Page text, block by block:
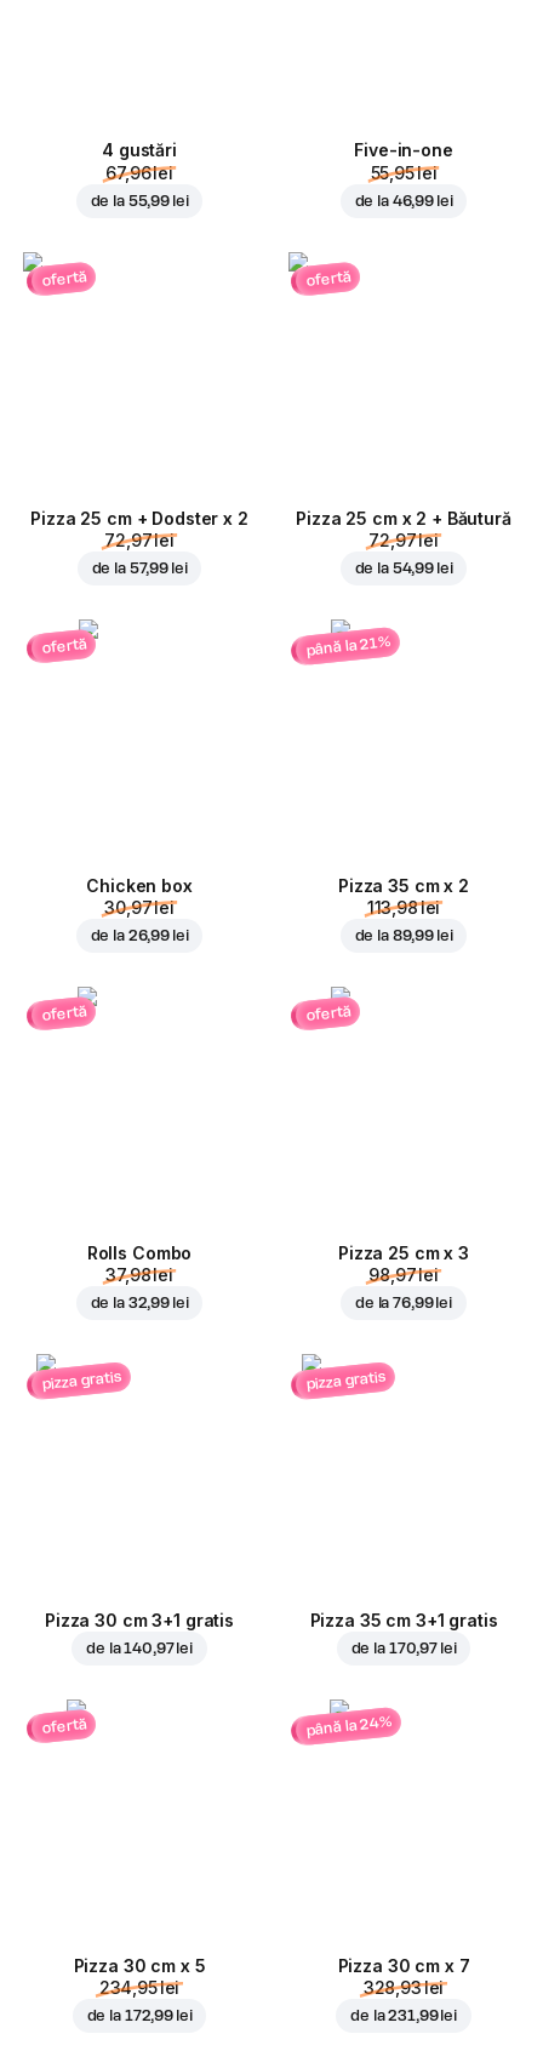
4 gustări
67,96 lei
de la 55,99 lei
Five-in-one
55,95 lei
de la 46,99 lei
ofertă
Pizza 25 cm + Dodster x 2
72,97 lei
de la 57,99 lei
ofertă
Pizza 25 cm x 2 + Băutură
72,97 lei
de la 54,99 lei
ofertă
Chicken box
30,97 lei
de la 26,99 lei
până la 21%
Pizza 35 cm x 2
113,98 lei
de la 89,99 lei
ofertă
Rolls Combo
37,98 lei
de la 32,99 lei
ofertă
Pizza 25 cm x 3
98,97 lei
de la76,99 lei
pizza gratis
Pizza 30 cm 3+1 gratis
de la140,97 lei
pizza gratis
Pizza 35 cm 3+1 gratis
de la 170,97 lei
ofertă
Pizza 30 cm x 5
234,95 lei
de la 172,99 lei
până la 24%
Pizza 30 cm x 7
328,93 lei
de la231,99 lei